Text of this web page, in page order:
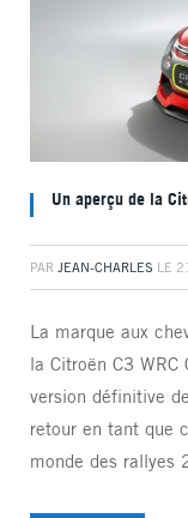
Un aperçu de la
PAR JEAN-CHARLES LE
La marque aux
la Citroën C3 WRC
version définitive
retour en tant que
monde des rallyes